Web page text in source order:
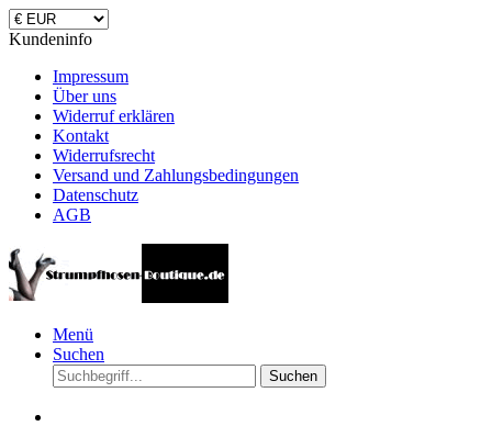
Kundeninfo
Impressum
Über uns
Widerruf erklären
Kontakt
Widerrufsrecht
Versand und Zahlungsbedingungen
Datenschutz
AGB
Menü
Suchen
Suchen